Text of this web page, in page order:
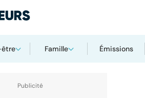
Famille Émissions